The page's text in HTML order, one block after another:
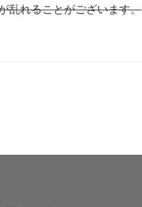
れることがございます。